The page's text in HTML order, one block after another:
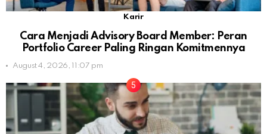
Karir
Cara Menjadi Advisory Board Member: Peran
Portfolio Career Paling Ringan Komitmennya
August 4, 2026, 11:07 pm